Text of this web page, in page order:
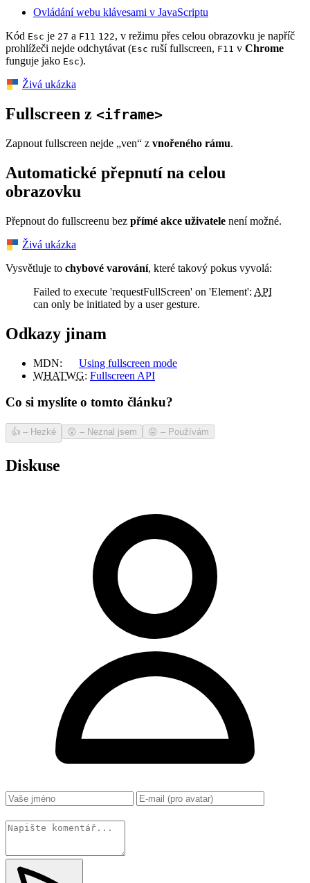
Ovládání webu klávesami v JavaScriptu
Kód Esc je 27 a F11 122, v režimu přes celou obrazovku je napříč
prohlížeči nejde odchytávat (Esc ruší fullscreen, F11 v Chrome
funguje jako Esc).
Živá ukázka
Fullscreen z <iframe>
Zapnout fullscreen nejde „ven“ z vnořeného rámu.
Automatické přepnutí na celou
obrazovku
Přepnout do fullscreenu bez přímé akce uživatele není možné.
Živá ukázka
Vysvětluje to chybové varování, které takový pokus vyvolá:
Failed to execute 'requestFullScreen' on 'Element': API
can only be initiated by a user gesture.
Odkazy jinam
MDN:
Using fullscreen mode
WHATWG: Fullscreen API
Co si myslíte o tomto článku?
👍 – Hezké 😲 – Neznal jsem 😝 – Používám
Diskuse